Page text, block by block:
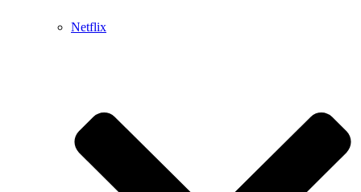
Netflix